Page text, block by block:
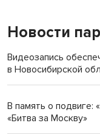
«Мы живём на
терроризируют
Инвалид получил
Новосибирский
Новости
Видеозапись
в Новосибирской
В память о подвиге:
«Битва за Москву»